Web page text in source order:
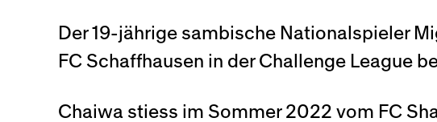
Der 19-jährige sambische Nationalspieler
FC Schaffhausen in der Challenge League
Chaiwa stiess im Sommer 2022 vom FC